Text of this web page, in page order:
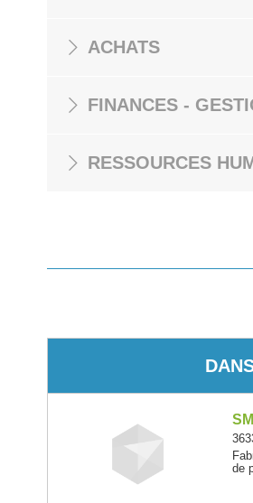
ACHATS
FINANCES -
RESSOURCES
de